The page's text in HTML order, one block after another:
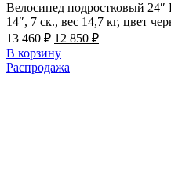
Велосипед подростковый
14″, 7 ск., вес 14,7 кг, цвет
13 460₽ Первоначальная
цена
составляла
13
12 850 ₽Текущая
В корзину
Распродажа